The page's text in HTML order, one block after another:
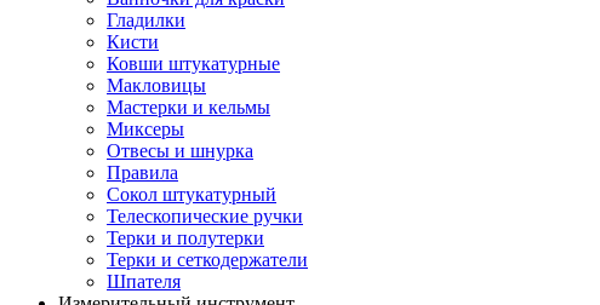
Гладилки
Кисти
Ковши штукатурные
Макловицы
Мастерки и кельмы
Миксеры
Отвесы и шнурка
Правила
Сокол штукатурный
Телескопические ручки
Терки и полутерки
Терки и сеткодержатели
Шпателя